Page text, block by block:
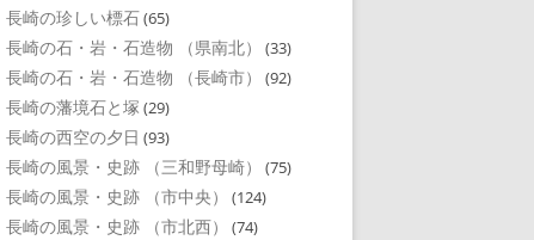
長崎の珍しい標石(65)
長崎の石・岩・石造物 （県南北） (33)
長崎の石・岩・石造物 （長崎市） (92)
長崎の藩境石と塚 (29)
長崎の西空の夕日 (93)
長崎の風景・史跡 （三和野母崎） (75)
長崎の風景・史跡 （市中央） (124)
長崎の風景・史跡 （市北西） (74)